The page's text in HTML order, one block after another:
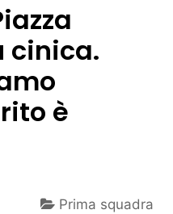
cinica.
è
Prima squadra